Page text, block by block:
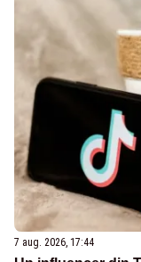
7 aug. 2026, 17:44